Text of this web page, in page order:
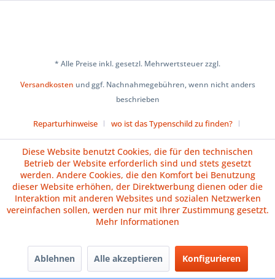
* Alle Preise inkl. gesetzl. Mehrwertsteuer zzgl.
Versandkosten und ggf. Nachnahmegebühren, wenn nicht anders
beschrieben
Reparturhinweise
wo ist das Typenschild zu finden?
Versand und Zahlungsbedingungen
Impressum
AGB
Widerrufsrecht
Datenschutz Batteriehinweise
Vertrag widerrufen
Diese Website benutzt Cookies, die für den technischen
Betrieb der Website erforderlich sind und stets gesetzt
werden. Andere Cookies, die den Komfort bei Benutzung
dieser Website erhöhen, der Direktwerbung dienen oder die
Interaktion mit anderen Websites und sozialen Netzwerken
vereinfachen sollen, werden nur mit Ihrer Zustimmung gesetzt.
Mehr Informationen
Ablehnen Alle akzeptieren Konfigurieren